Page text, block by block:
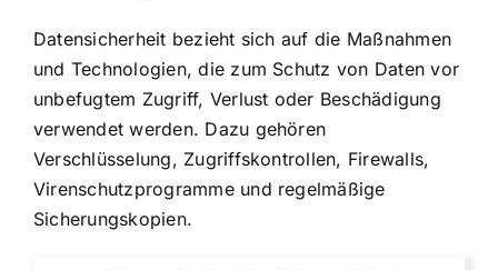
Datensicherheit bezieht sich auf die Maßnahmen
und Technologien, die zum Schutz von Daten vor
unbefugtem Zugriff, Verlust oder Beschädigung
verwendet werden. Dazu gehören
Verschlüsselung, Zugriffskontrollen, Firewalls,
Virenschutzprogramme und regelmäßige
Sicherungskopien.